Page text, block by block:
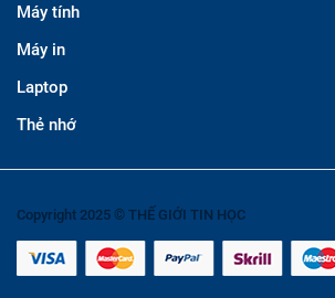
Máy tính
Máy in
Laptop
Thẻ nhớ
Copyright 2025 © THẾ GIỚI TIN HỌC